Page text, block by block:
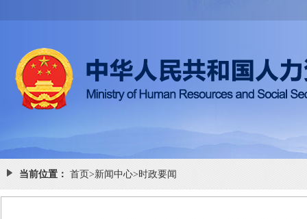
当前位置： 首页>新闻中心>时政要闻